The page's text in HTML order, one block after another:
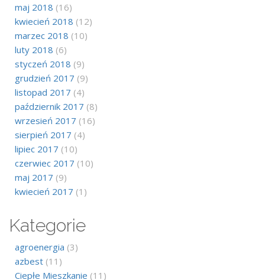
maj 2018 (16)
kwiecień 2018 (12)
marzec 2018 (10)
luty 2018 (6)
styczeń 2018 (9)
grudzień 2017 (9)
listopad 2017 (4)
październik 2017 (8)
wrzesień 2017 (16)
sierpień 2017 (4)
lipiec 2017 (10)
czerwiec 2017 (10)
maj 2017 (9)
kwiecień 2017 (1)
Kategorie
agroenergia (3)
azbest (11)
Ciepłe Mieszkanie (11)